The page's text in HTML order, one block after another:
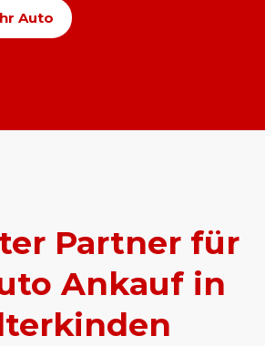
Auto
Partner für
Ankauf in